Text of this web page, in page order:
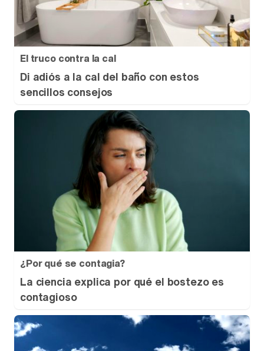
El truco contra la cal
Di adiós a la cal del baño con estos
sencillos consejos
¿Por qué se contagia?
La ciencia explica por qué el bostezo es
contagioso